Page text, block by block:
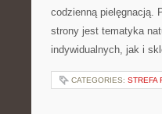
codzienną pielęgnacją.
strony jest tematyka
indywidualnych, jak i
CATEGORIES: STREFA